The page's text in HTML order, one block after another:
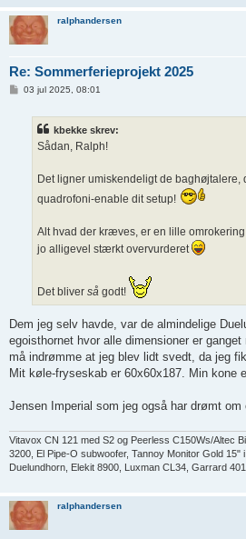
ralphandersen
Re: Sommerferieprojekt 2025
03 jul 2025, 08:01
kbekke skrev:
Sådan, Ralph!
Det ligner umiskendeligt de baghøjtalere,
quadrofoni-enable dit setup!
Alt hvad der kræves, er en lille
jo alligevel stærkt overvurderet
Det bliver så godt!
Dem jeg selv havde, var de almindelige
egoisthornet hvor alle dimensioner er
må indrømme at jeg blev lidt svedt, da jeg
Mit køle-fryseskab er 60x60x187. Min kone
Jensen Imperial som jeg også har drømt om
Vitavox CN 121 med S2 og Peerless C150Ws/Altec
3200, El Pipe-O subwoofer, Tannoy Monitor Gold 15"
Duelundhorn, Elekit 8900, Luxman CL34, Garrard
ralphandersen